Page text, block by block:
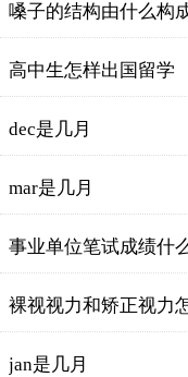
嗓子的结构由什么构
高中生怎样出国留学
dec是几月
mar是几月
事业单位笔试成绩什
裸视视力和矫正视力
jan是几月